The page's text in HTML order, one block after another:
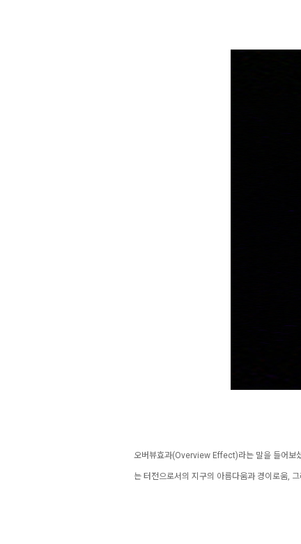
오버뷰효과(Overview Effect)라는 말을 들어보
는 터전으로서의 지구의 아름다움과 경이로움,